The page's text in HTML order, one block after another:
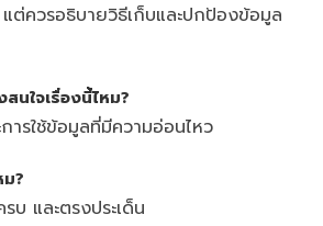
ต่ควรอธิบายวิธีเก็บและปกป้องข้อมูล
นใจเรื่องนี้ไหม?
ารใช้ข้อมูลที่มีความอ่อนไหว
?
และตรงประเด็น